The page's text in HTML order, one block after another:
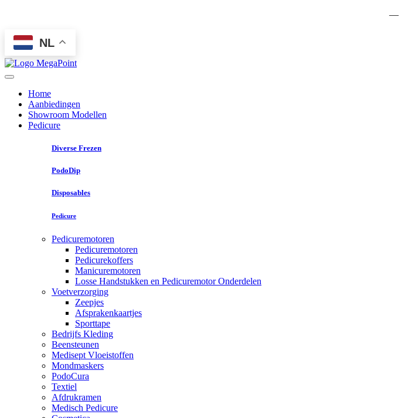
—
NL
Home
Aanbiedingen
Showroom Modellen
Pedicure
Diverse Frezen
PodoDip
Disposables
Pedicure
Pedicuremotoren
Pedicuremotoren
Pedicurekoffers
Manicuremotoren
Losse Handstukken en Pedicuremotor Onderdelen
Voetverzorging
Zeepjes
Afsprakenkaartjes
Sporttape
Bedrijfs Kleding
Beensteunen
Medisept Vloeistoffen
Mondmaskers
PodoCura
Textiel
Afdrukramen
Medisch Pedicure